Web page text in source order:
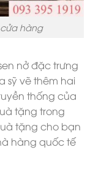
hàng
nở đặc trưng
sỹ vẽ thêm hai
thống của
tặng trong
tặng cho bạn
hàng quốc tế